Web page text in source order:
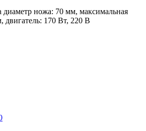
диаметр ножа: 70 мм, максимальная
двигатель: 170 Вт, 220 В